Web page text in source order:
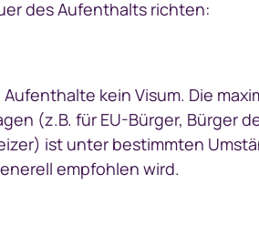
des Aufenthalts richten:
kein Visum. Die
(z.B. für EU-Bürger, Bürger
ist unter bestimmten
empfohlen wird.